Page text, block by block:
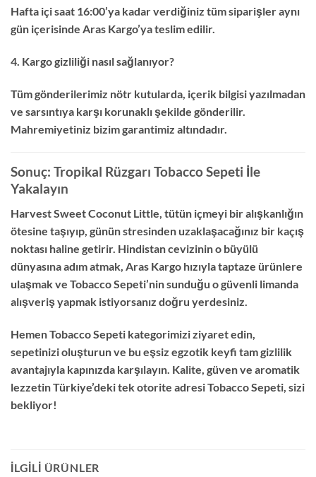
Hafta içi saat 16:00’ya kadar verdiğiniz tüm siparişler aynı
gün içerisinde Aras Kargo’ya teslim edilir.
4. Kargo gizliliği nasıl sağlanıyor?
Tüm gönderilerimiz nötr kutularda, içerik bilgisi yazılmadan
ve sarsıntıya karşı korunaklı şekilde gönderilir.
Mahremiyetiniz bizim garantimiz altındadır.
Sonuç: Tropikal Rüzgarı Tobacco Sepeti İle
Yakalayın
Harvest Sweet Coconut Little, tütün içmeyi bir alışkanlığın
ötesine taşıyıp, günün stresinden uzaklaşacağınız bir kaçış
noktası haline getirir. Hindistan cevizinin o büyülü
dünyasına adım atmak, Aras Kargo hızıyla taptaze ürünlere
ulaşmak ve Tobacco Sepeti’nin sunduğu o güvenli limanda
alışveriş yapmak istiyorsanız doğru yerdesiniz.
Hemen Tobacco Sepeti kategorimizi ziyaret edin,
sepetinizi oluşturun ve bu eşsiz egzotik keyfi tam gizlilik
avantajıyla kapınızda karşılayın. Kalite, güven ve aromatik
lezzetin Türkiye’deki tek otorite adresi Tobacco Sepeti, sizi
bekliyor!
İLGILI ÜRÜNLER